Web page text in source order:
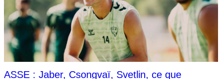
ASSE : Jaber, Csongvaï, Svetlin, ce que